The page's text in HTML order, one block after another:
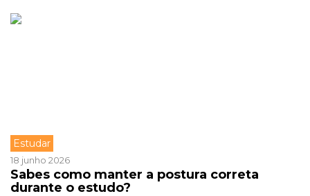
Estudar
18 junho 2026
Sabes como manter a postura correta
durante o estudo?